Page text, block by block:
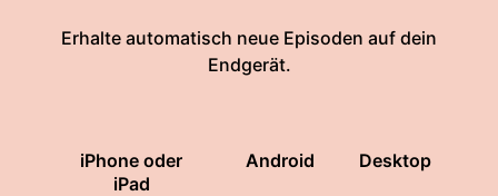
Erhalte automatisch neue Episoden auf dein
Endgerät.
iPhone oder
iPad
Android Desktop